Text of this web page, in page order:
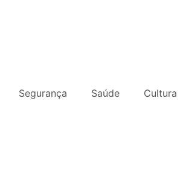
Segurança Saúde Cultura